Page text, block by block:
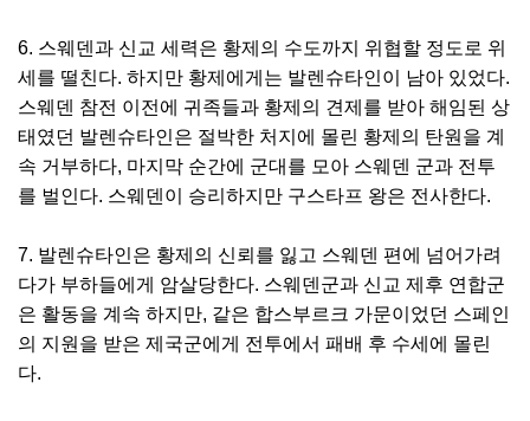
6. 스웨덴과 신교 세력은 황제의 수도까지 위협할 정도로 위
세를 떨친다. 하지만 황제에게는 발렌슈타인이 남아 있었다.
스웨덴 참전 이전에 귀족들과 황제의 견제를 받아 해임된 상
태였던 발렌슈타인은 절박한 처지에 몰린 황제의 탄원을 계
속 거부하다, 마지막 순간에 군대를 모아 스웨덴 군과 전투
를 벌인다. 스웨덴이 승리하지만 구스타프 왕은 전사한다.
7. 발렌슈타인은 황제의 신뢰를 잃고 스웨덴 편에 넘어가려
다가 부하들에게 암살당한다. 스웨덴군과 신교 제후 연합군
은 활동을 계속 하지만, 같은 합스부르크 가문이었던 스페인
의 지원을 받은 제국군에게 전투에서 패배 후 수세에 몰린
다.